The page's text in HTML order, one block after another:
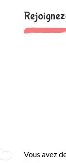
Vous avez